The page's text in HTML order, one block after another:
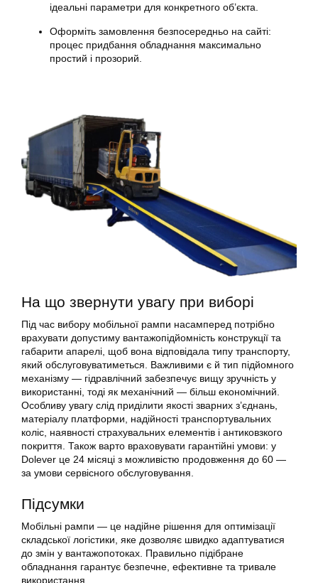
ідеальні параметри для конкретного об’єкта.
Оформіть замовлення безпосередньо на сайті:
процес придбання обладнання максимально
простий і прозорий.
На що звернути увагу при виборі
Під час вибору мобільної рампи насамперед потрібно
врахувати допустиму вантажопідйомність конструкції та
габарити апарелі, щоб вона відповідала типу транспорту,
який обслуговуватиметься. Важливими є й тип підйомного
механізму — гідравлічний забезпечує вищу зручність у
використанні, тоді як механічний — більш економічний.
Особливу увагу слід приділити якості зварних з’єднань,
матеріалу платформи, надійності транспортувальних
коліс, наявності страхувальних елементів і антиковзкого
покриття. Також варто враховувати гарантійні умови: у
Dolever це 24 місяці з можливістю продовження до 60 —
за умови сервісного обслуговування.
Підсумки
Мобільні рампи — це надійне рішення для оптимізації
складської логістики, яке дозволяє швидко адаптуватися
до змін у вантажопотоках. Правильно підібране
обладнання гарантує безпечне, ефективне та тривале
використання.